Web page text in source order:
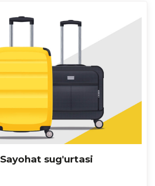
Sayohat sug'urtasi